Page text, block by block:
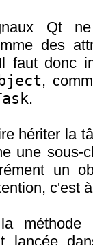
Qt ne
des
faut donc
,
.
hériter la
une sous-
un
c'est
méthode
lancée